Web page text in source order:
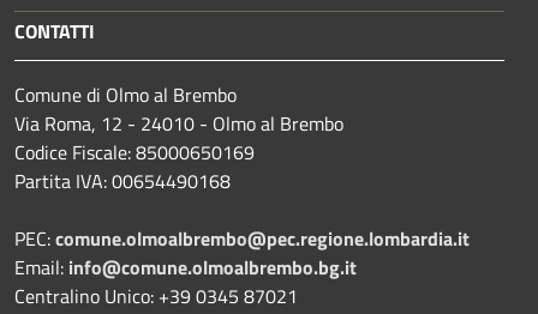
CONTATTI
Comune di Olmo al Brembo
Via Roma, 12 - 24010 - Olmo al Brembo
Codice Fiscale: 85000650169
Partita IVA: 00654490168
PEC:comune.olmoalbrembo@pec.regione.lombardia.it
Email: info@comune.olmoalbrembo.bg.it
Centralino Unico: +39 0345 87021